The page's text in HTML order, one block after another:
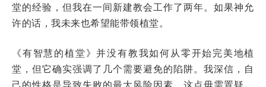
堂的经验，但我在一间新建教会工作了两年。如果神允
许的话，我未来也希望能带领植堂。
《有智慧的植堂》并没有教我如何从零开始完美地植
堂，但它确实强调了几个需要避免的陷阱。我深信，自
己的性格是导致失败的最大风险因素。这点毋需置疑。